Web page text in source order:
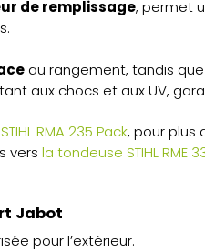
de remplissage, permet
au rangement, tandis
aux chocs et aux UV,
RMA 235 Pack, pour plus
vers la tondeuse STIHL RME
Jabot
pour l’extérieur.